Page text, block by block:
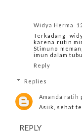
Widya Herma
Terkadang
karena rutin
Stimuno
imun dalam
Reply
Replies
Amanda ratih
Asiik, sehat
REPLY